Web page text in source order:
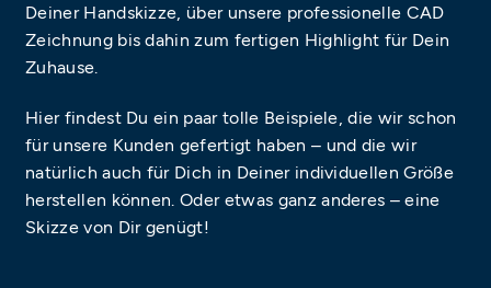
Deiner Handskizze, über unsere professionelle CAD
Zeichnung bis dahin zum fertigen Highlight für Dein
Zuhause.
Hier findest Du ein paar tolle Beispiele, die wir schon
für unsere Kunden gefertigt haben – und die wir
natürlich auch für Dich in Deiner individuellen Größe
herstellen können. Oder etwas ganz anderes – eine
Skizze von Dir genügt!